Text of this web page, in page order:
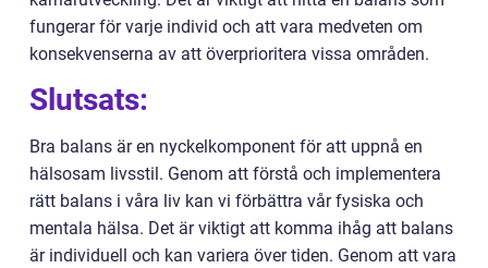
fungerar för varje individ och att vara medveten om
konsekvenserna av att överprioritera vissa områden.
Slutsats:
Bra balans är en nyckelkomponent för att uppnå en
hälsosam livsstil. Genom att förstå och implementera
rätt balans i våra liv kan vi förbättra vår fysiska och
mentala hälsa. Det är viktigt att komma ihåg att balans
är individuell och kan variera över tiden. Genom att vara